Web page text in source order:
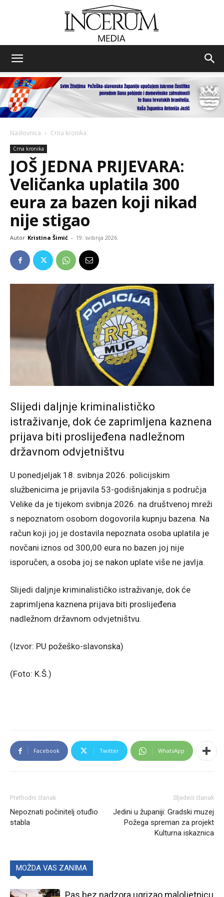
media
Naslovnica Crna kronika
Crna kronika
JOŠ JEDNA PRIJEVARA:
Veličanka uplatila 300
eura za bazen koji nikad
nije stigao
Autor Kristina Šimić - 19. svibnja 2026.
Slijedi daljnje kriminalističko
istraživanje, dok će zaprimljena kaznena
prijava biti proslijeđena nadležnom
državnom odvjetništvu
U ponedjeljak 18. svibnja 2026. policijskim
službenicima je prijavila 53-godišnjakinja s područja
Velike da je tijekom svibnja 2026. na društvenoj mreži
s nepoznatom osobom dogovorila kupnju bazena. Na
račun koji joj je dostavila nepoznata osoba uplatila je
novčani iznos od 300,00 eura no bazen joj nije
isporučen, a osoba joj se nakon uplate više ne javlja.
Slijedi daljnje kriminalističko istraživanje, dok će
zaprimljena kaznena prijava biti proslijeđena
nadležnom državnom odvjetništvu.
(Izvor: PU požeško-slavonska)
(Foto: K.Š.)
Facebook Twitter WhatsApp
Prethodni članak
Nepoznati počinitelj otuđio
stabla
Sljedeći članak
Jedini u županiji: Gradski muzej
Požega spreman za projekt
Kulturna iskaznica
MOŽDA VAS ZANIMA
Pas bez nadzora ugrizao maloljetnicu